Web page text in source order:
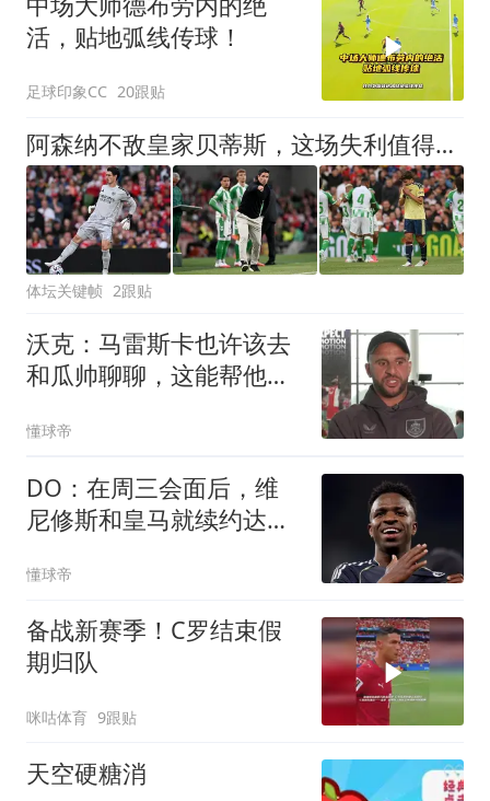
活，贴地弧线传球！
足球印象CC 20跟贴
阿森纳不敌皇家贝蒂斯，这场失利值得总结的四个关键点
体坛关键帧 2跟贴
沃克：马雷斯卡也许该去
和瓜帅聊聊，这能帮他更
懂球帝
DO：在周三会面后，维
尼修斯和皇马就续约达成
懂球帝
备战新赛季！C罗结束假
期归队
咪咕体育 9跟贴
天空硬糖消